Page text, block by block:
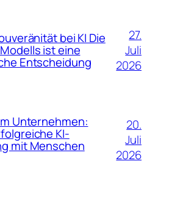
bei KI Die
ist eine
Entscheidung
27.
Juli
2026
Unternehmen:
KI-
mit Menschen
20.
Juli
2026